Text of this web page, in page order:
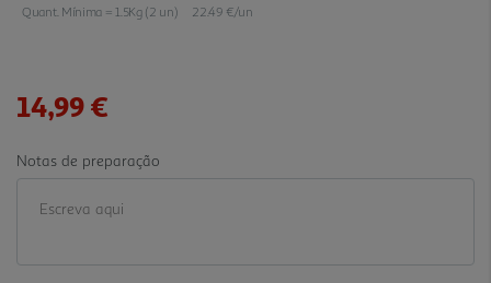
populações de polvos para o futuro.
Quant. Mínima = 1.5Kg (2 un) 22.49 €/un
14,99 €
Notas de preparação